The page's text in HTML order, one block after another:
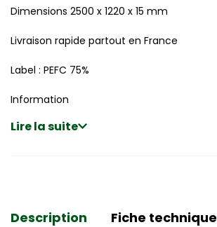
Dimensions 2500 x 1220 x 15 mm
Livraison rapide partout en France
Label : PEFC 75%
Information
Lire la suite
Description Fiche technique